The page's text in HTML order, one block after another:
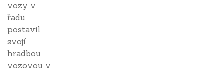
vozy v
řadu
postavil
svojí
hradbou
vozovou v